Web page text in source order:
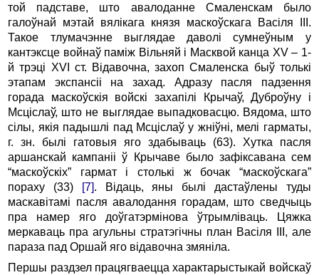
той падставе, што авалоданне Смаленскам было
галоўнай мэтай вялікага князя маскоўскага Васіля III.
Такое тлумачэнне выглядае даволі сумнеўным у
кантэксце войнаў паміж Вільняй і Масквой канца XV – 1-
й трэці XVI ст. Відавочна, захоп Смаленска быў толькі
этапам экспансіі на захад. Адразу пасля падзення
горада маскоўскія войскі захапілі Крычаў, Дуброўну і
Мсціслаў, што не выглядае выпадковасцю. Вядома, што
сілы, якія падышлі пад Мсціслаў у жніўні, мелі гарматы,
г. зн. былі гатовыя яго здабываць (63). Хутка пасля
аршанскай кампаніі ў Крычаве было зафіксавана сем
“маскоўскіх” гармат і столькі ж бочак “маскоўскага”
пораху (33)
[7]. Відаць, яны былі дастаўлены туды
маскавітамі пасля авалодання горадам, што сведчыць
пра намер яго доўгатэрмінова ўтрымліваць. Цяжка
меркаваць пра агульны стратэгічны план Васіля III, але
параза пад Оршай яго відавочна змяніла.
Першы раздзел працягваецца характарыстыкай войскаў